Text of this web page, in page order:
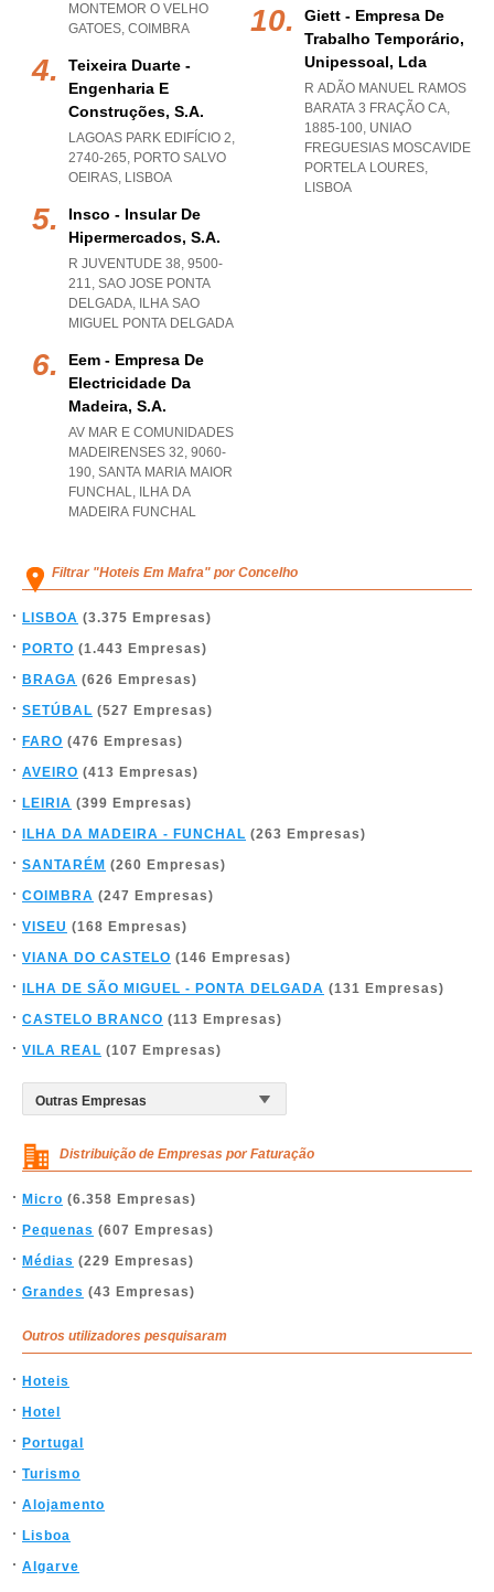
MONTEMOR O VELHO
GATOES, COIMBRA
Teixeira Duarte -
Engenharia E
Construções, S.a.
LAGOAS PARK EDIFÍCIO 2,
2740-265, PORTO SALVO
OEIRAS, LISBOA
Insco - Insular De
Hipermercados, S.a.
R JUVENTUDE 38, 9500-
211, SAO JOSE PONTA
DELGADA, ILHA SAO
MIGUEL PONTA DELGADA
Eem - Empresa De
Electricidade Da
Madeira, S.a.
AV MAR E COMUNIDADES
MADEIRENSES 32, 9060-
190, SANTA MARIA MAIOR
FUNCHAL, ILHA DA
MADEIRA FUNCHAL
Giett - Empresa De
Trabalho Temporário,
Unipessoal, Lda
R ADÃO MANUEL RAMOS
BARATA 3 FRAÇÃO CA,
1885-100, UNIAO
FREGUESIAS MOSCAVIDE
PORTELA LOURES,
LISBOA
Filtrar "Hoteis Em Mafra" por Concelho
LISBOA (3.375 Empresas)
PORTO (1.443 Empresas)
BRAGA (626 Empresas)
SETÚBAL (527 Empresas)
FARO (476 Empresas)
AVEIRO (413 Empresas)
LEIRIA (399 Empresas)
ILHA DA MADEIRA - FUNCHAL (263 Empresas)
SANTARÉM (260 Empresas)
COIMBRA (247 Empresas)
VISEU (168 Empresas)
VIANA DO CASTELO (146 Empresas)
ILHA DE SÃO MIGUEL - PONTA DELGADA (131 Empresas)
CASTELO BRANCO (113 Empresas)
VILA REAL (107 Empresas)
Distribuição de Empresas por Faturação
Micro (6.358 Empresas)
Pequenas (607 Empresas)
Médias (229 Empresas)
Grandes (43 Empresas)
Outros utilizadores pesquisaram
Hoteis
Hotel
Portugal
Turismo
Alojamento
Lisboa
Algarve